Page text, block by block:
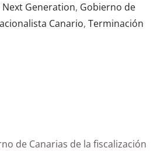
Next Generation, Gobierno de
Canario, Terminación
de Canarias de la fiscalización